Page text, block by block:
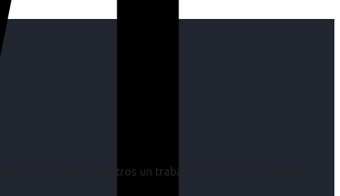
es para nosotros un trabajo, pero antes un placer.